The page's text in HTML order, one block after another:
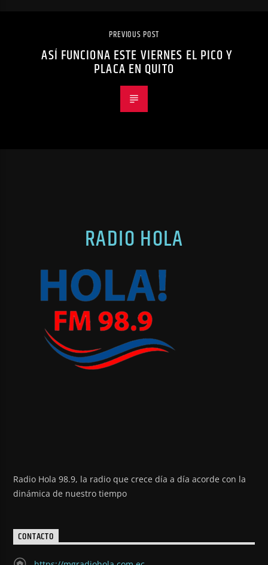
PREVIOUS POST
ASÍ FUNCIONA ESTE VIERNES EL PICO Y
PLACA EN QUITO
RADIO HOLA
Radio Hola 98.9, la radio que crece día a día acorde con la
dinámica de nuestro tiempo
CONTACTO